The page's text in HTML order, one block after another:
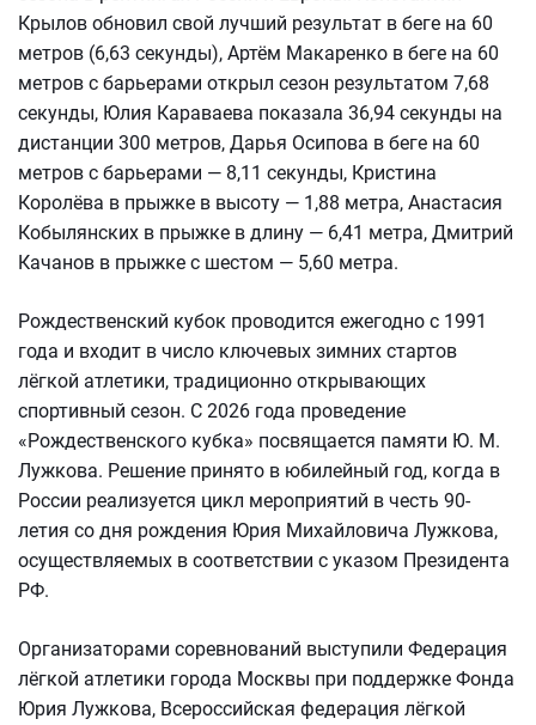
Крылов обновил свой лучший результат в беге на 60
метров (6,63 секунды), Артём Макаренко в беге на 60
метров с барьерами открыл сезон результатом 7,68
секунды, Юлия Караваева показала 36,94 секунды на
дистанции 300 метров, Дарья Осипова в беге на 60
метров с барьерами — 8,11 секунды, Кристина
Королёва в прыжке в высоту — 1,88 метра, Анастасия
Кобылянских в прыжке в длину — 6,41 метра, Дмитрий
Качанов в прыжке с шестом — 5,60 метра.
Рождественский кубок проводится ежегодно с 1991
года и входит в число ключевых зимних стартов
лёгкой атлетики, традиционно открывающих
спортивный сезон. С 2026 года проведение
«Рождественского кубка» посвящается памяти Ю. М.
Лужкова. Решение принято в юбилейный год, когда в
России реализуется цикл мероприятий в честь 90-
летия со дня рождения Юрия Михайловича Лужкова,
осуществляемых в соответствии с указом Президента
РФ.
Организаторами соревнований выступили Федерация
лёгкой атлетики города Москвы при поддержке Фонда
Юрия Лужкова, Всероссийская федерация лёгкой